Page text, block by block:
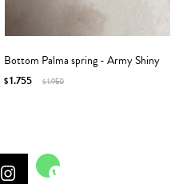
Bottom Palma spring - Army Shiny
$1.755 $1.950
 